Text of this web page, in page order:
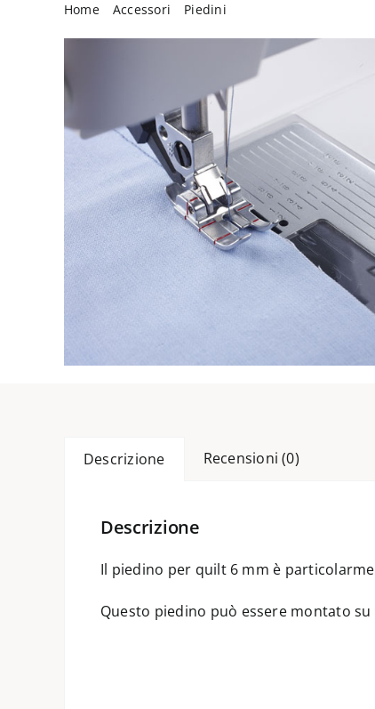
Home Accessori Piedini
Descrizione Recensioni (0)
Descrizione
Il piedino per quilt 6 mm è
Questo piedino può essere montato su